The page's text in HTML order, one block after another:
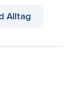
Alltag